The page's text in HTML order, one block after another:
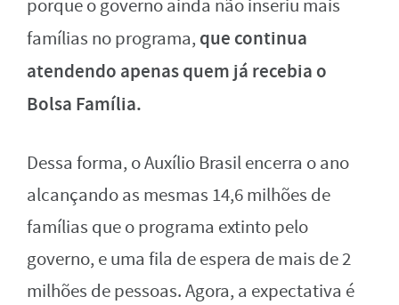
porque o governo ainda não inseriu mais
famílias no programa, que continua
atendendo apenas quem já recebia o
Bolsa Família.
Dessa forma, o Auxílio Brasil encerra o ano
alcançando as mesmas 14,6 milhões de
famílias que o programa extinto pelo
governo, e uma fila de espera de mais de 2
milhões de pessoas. Agora, a expectativa é